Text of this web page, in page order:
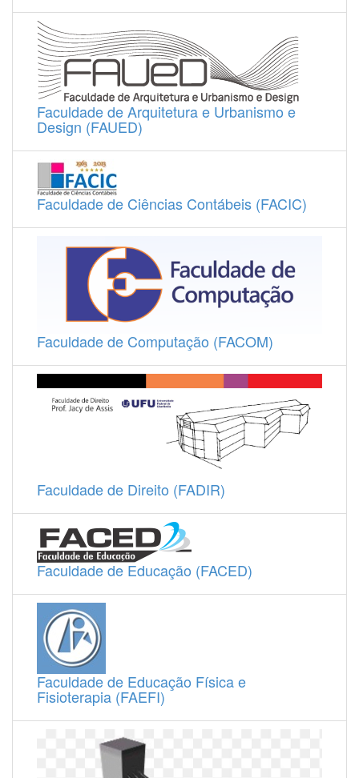
Faculdade de Arquitetura e Urbanismo e
Design (FAUED)
Faculdade de Ciências Contábeis (FACIC)
Faculdade de Computação (FACOM)
Faculdade de Direito (FADIR)
Faculdade de Educação (FACED)
Faculdade de Educação Física e
Fisioterapia (FAEFI)